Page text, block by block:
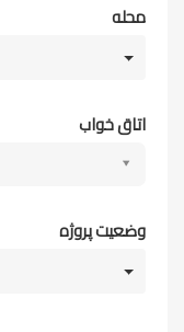
محله
اتاق خواب
وضعیت پروژه